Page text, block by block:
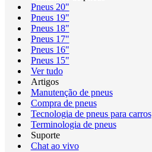
Pneus 20"
Pneus 19"
Pneus 18"
Pneus 17"
Pneus 16"
Pneus 15"
Ver tudo
Artigos
Manutenção de pneus
Compra de pneus
Tecnologia de pneus para carros
Terminologia de pneus
Suporte
Chat ao vivo